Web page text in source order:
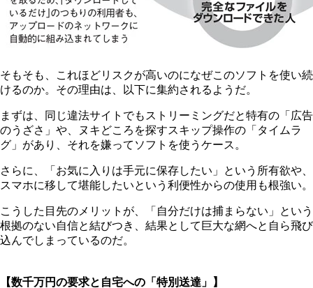
そもそも、これほどリスクが高いのになぜこのソフトを使い続
けるのか。その理由は、以下に集約されるようだ。
まずは、同じ違法サイトでもストリーミングだと特有の「広告
のうざさ」や、ヌキどころを探すスキップ操作の「タイムラ
グ」があり、それを嫌ってソフトを使うケース。
さらに、「お気に入りは手元に保存したい」という所有欲や、
スマホに移して堪能したいという利便性からの使用も根強い。
こうした目先のメリットが、「自分だけは捕まらない」という
根拠のない自信と結びつき、結果として巨大な網へと自ら飛び
込んでしまっているのだ。
【数千万円の要求と自宅への「特別送達」】